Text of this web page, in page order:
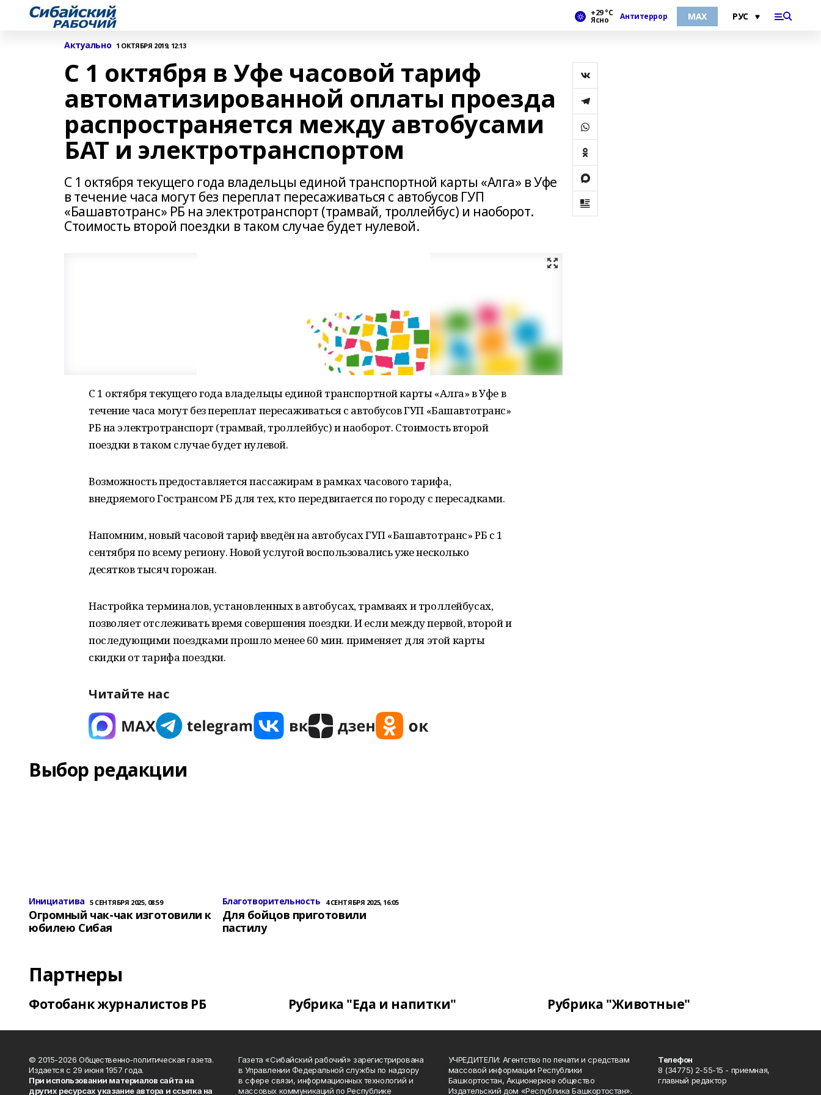
+29 °С
Ясно Антитеррор МАХ
Актуально 1 ОКТЯБРЯ 2019, 12:13
С 1 октября в Уфе часовой тариф
автоматизированной оплаты проезда
распространяется между автобусами
БАТ и электротранспортом
С 1 октября текущего года владельцы единой транспортной карты «Алга» в Уфе
в течение часа могут без переплат пересаживаться с автобусов ГУП
«Башавтотранс» РБ на электротранспорт (трамвай, троллейбус) и наоборот.
Стоимость второй поездки в таком случае будет нулевой.
С 1 октября текущего года владельцы единой транспортной карты «Алга» в Уфе в
течение часа могут без переплат пересаживаться с автобусов ГУП «Башавтотранс»
РБ на электротранспорт (трамвай, троллейбус) и наоборот. Стоимость второй
поездки в таком случае будет нулевой.
Возможность предоставляется пассажирам в рамках часового тарифа,
внедряемого Гострансом РБ для тех, кто передвигается по городу с пересадками.
Напомним, новый часовой тариф введён на автобусах ГУП «Башавтотранс» РБ с 1
сентября по всему региону. Новой услугой воспользовались уже несколько
десятков тысяч горожан.
Настройка терминалов, установленных в автобусах, трамваях и троллейбусах,
позволяет отслеживать время совершения поездки. И если между первой, второй и
последующими поездками прошло менее 60 мин. применяет для этой карты
скидки от тарифа поездки.
Читайте нас
Выбор редакции
Инициатива 5 СЕНТЯБРЯ 2025, 08:59
Огромный чак-чак изготовили к
юбилею Сибая
Благотворительность 4 СЕНТЯБРЯ 2025, 16:05
Для бойцов приготовили
пастилу
Партнеры
Фотобанк журналистов РБ Рубрика "Еда и напитки" Рубрика "Животные"
© 2015-2026 Общественно-политическая газета.
Издается с 29 июня 1957 года.
При использовании материалов сайта на
других ресурсах указание автора и ссылка на
Газета «Сибайский рабочий» зарегистрирована
в Управлении Федеральной службы по надзору
в сфере связи, информационных технологий и
массовых коммуникаций по Республике
УЧРЕДИТЕЛИ: Агентство по печати и средствам
массовой информации Республики
Башкортостан, Акционерное общество
Издательский дом «Республика Башкортостан».
Телефон
8 (34775) 2-55-15 - приемная,
главный редактор